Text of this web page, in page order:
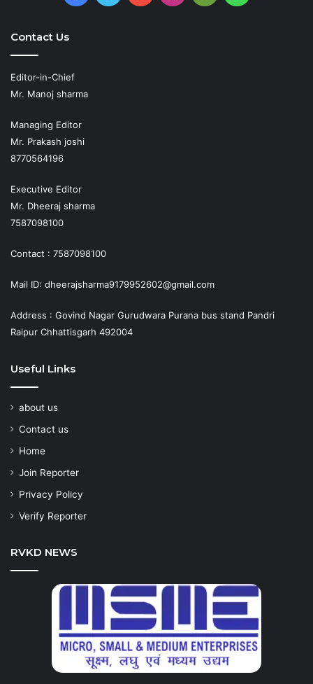
Contact Us
Editor-in-Chief
Mr. Manoj sharma
Managing Editor
Mr. Prakash joshi
8770564196
Executive Editor
Mr. Dheeraj sharma
7587098100
Contact : 7587098100
Mail ID: dheerajsharma9179952602@gmail.com
Address : Govind Nagar Gurudwara Purana bus stand Pandri
Raipur Chhattisgarh 492004
Useful Links
about us
Contact us
Home
Join Reporter
Privacy Policy
Verify Reporter
RVKD NEWS